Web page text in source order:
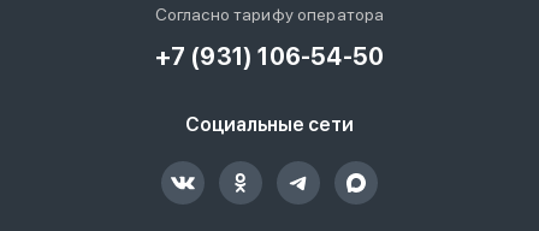
Согласно тарифу оператора
+7 (931) 106-54-50
Социальные сети